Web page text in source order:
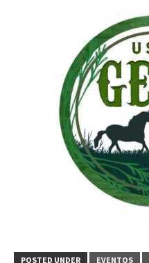
POSTED UNDER EVENTOS